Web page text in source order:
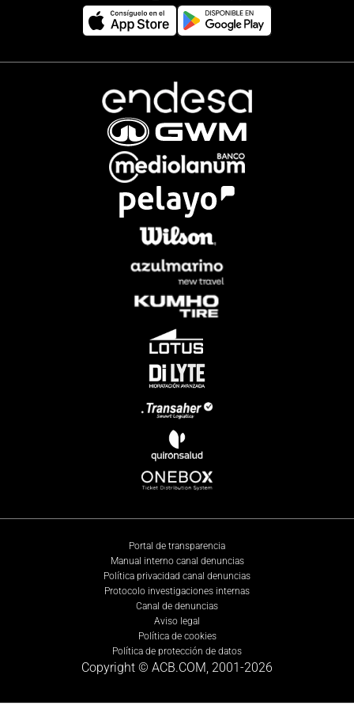
Portal de transparencia
Manual interno canal denuncias
Política privacidad canal denuncias
Protocolo investigaciones internas
Canal de denuncias
Aviso legal
Política de cookies
Política de protección de datos
Copyright © ACB.COM, 2001-2026